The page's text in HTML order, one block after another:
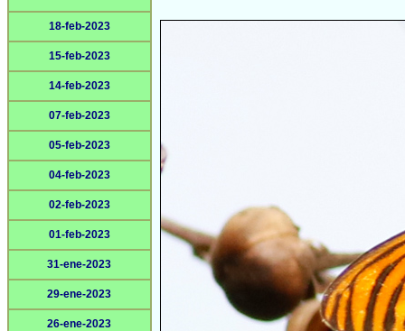
18-feb-2023
15-feb-2023
14-feb-2023
07-feb-2023
05-feb-2023
04-feb-2023
02-feb-2023
01-feb-2023
31-ene-2023
29-ene-2023
26-ene-2023